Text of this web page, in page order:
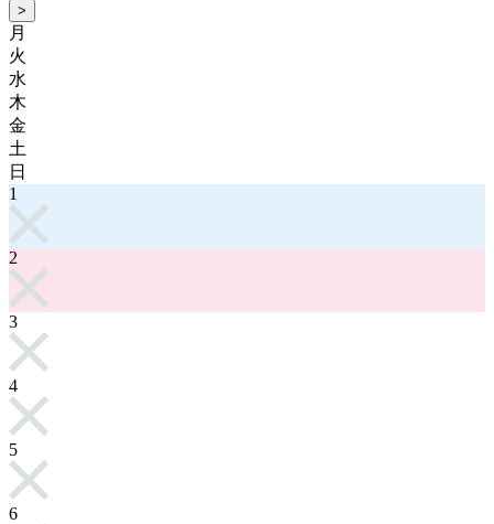
>
月
火
水
木
金
土
日
1
2
3
4
5
6